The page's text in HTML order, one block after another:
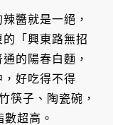
醬就是一絕，
「興東路無招
的陽春白麵，
好吃得不得
筷子、陶瓷碗，
超高。